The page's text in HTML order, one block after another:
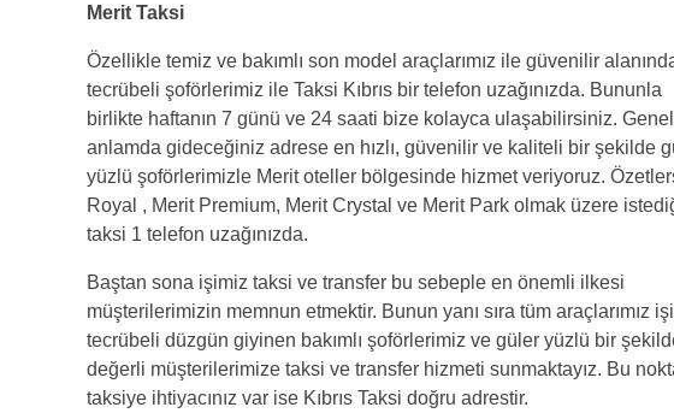
Merit Taksi
Özellikle temiz ve bakımlı son model araçlarımız ile güvenilir
tecrübeli şoförlerimiz ile Taksi Kıbrıs bir telefon uzağınızda. Bununla
birlikte haftanın 7 günü ve 24 saati bize kolayca ulaşabilirsiniz. Genel
anlamda gideceğiniz adrese en hızlı, güvenilir ve kaliteli bir şekilde
yüzlü şoförlerimizle Merit oteller bölgesinde hizmet veriyoruz.
Royal , Merit Premium, Merit Crystal ve Merit Park olmak üzere
taksi 1 telefon uzağınızda.
Baştan sona işimiz taksi ve transfer bu sebeple en önemli ilkesi
müşterilerimizin memnun etmektir. Bunun yanı sıra tüm araçlarımız
tecrübeli düzgün giyinen bakımlı şoförlerimiz ve güler yüzlü bir
değerli müşterilerimize taksi ve transfer hizmeti sunmaktayız. Bu
taksiye ihtiyacınız var ise Kıbrıs Taksi doğru adrestir.